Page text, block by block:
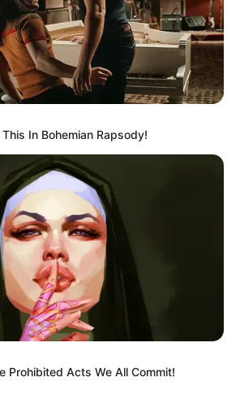
In Bohemian Rapsody!
Prohibited Acts We All Commit!